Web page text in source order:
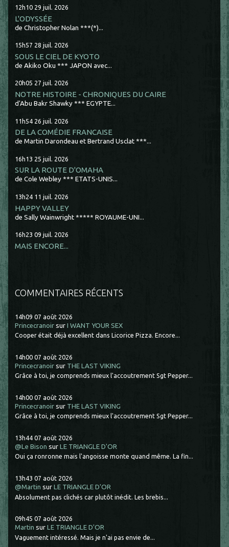
12h10 29 juil. 2026
L'ODYSSÉE
de Christopher Nolan ***(*)...
15h57 28 juil. 2026
SOUS LE CIEL DE KYOTO
de Akiko Oku *** JAPON avec...
20h05 27 juil. 2026
NOTRE HISTOIRE - CHRONIQUES DU CAIRE
d'Abu Bakr Shawky *** EGYPTE...
11h54 26 juil. 2026
DE LA COMÉDIE FRANCAISE
de Martin Darondeau et Bertrand Usclat ***...
16h13 25 juil. 2026
SUR LA ROUTE D'OMAHA
de Cole Webley *** ETATS-UNIS...
13h24 11 juil. 2026
HAPPY VALLEY
de Sally Wainwright ***** ROYAUME-UNI...
16h23 09 juil. 2026
MAIS ENCORE...
COMMENTAIRES RÉCENTS
14h09 07 août 2026
Princecranoir surI WANT YOUR SEX
Cooper était déjà excellent dans Licorice Pizza. Encore...
14h00 07 août 2026
Princecranoir sur THE LAST VIKING
Grâce à toi, je comprends mieux l'accoutrement Sgt Pepper...
14h00 07 août 2026
Princecranoir sur THE LAST VIKING
Grâce à toi, je comprends mieux l'accoutrement Sgt Pepper...
13h44 07 août 2026
@Le Bison surLE TRIANGLE D'OR
Oui ça ronronne mais l'angoisse monte quand même. La fin...
13h43 07 août 2026
@Martin surLE TRIANGLE D'OR
Absolument pas clichés car plutôt inédit. Les brebis...
09h45 07 août 2026
Martin surLE TRIANGLE D'OR
Vaguement intéressé. Mais je n'ai pas envie de...